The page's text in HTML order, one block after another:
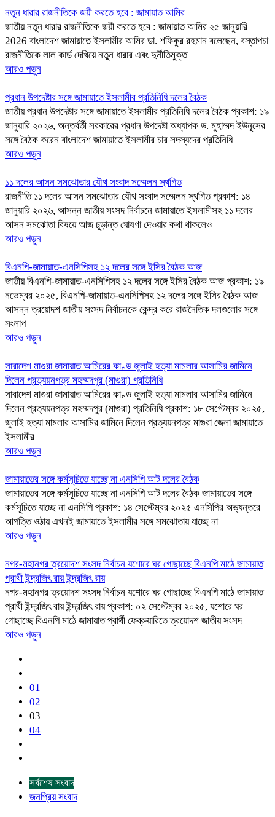
নতুন ধারার রাজনীতিকে জয়ী করতে হবে : জামায়াত আমির
জাতীয় নতুন ধারার রাজনীতিকে জয়ী করতে হবে : জামায়াত আমির ২৫ জানুয়ারি
2026 বাংলাদেশ জামায়াতে ইসলামীর আমির ডা. শফিকুর রহমান বলেছেন, বস্তাপচা
রাজনীতিকে লাল কার্ড দেখিয়ে নতুন ধারার এবং দুর্নীতিমুক্ত
আরও পড়ুন
প্রধান উপদেষ্টার সঙ্গে জামায়াতে ইসলামীর প্রতিনিধি দলের বৈঠক
জাতীয় প্রধান উপদেষ্টার সঙ্গে জামায়াতে ইসলামীর প্রতিনিধি দলের বৈঠক প্রকাশ: ১৯
জানুয়ারি ২০২৬, অন্তর্বর্তী সরকারের প্রধান উপদেষ্টা অধ্যাপক ড. মুহাম্মদ ইউনূসের
সঙ্গে বৈঠক করেন বাংলাদেশ জামায়াতে ইসলামীর চার সদস্যদের প্রতিনিধি
আরও পড়ুন
১১ দলের আসন সমঝোতার যৌথ সংবাদ সম্মেলন স্থগিত
রাজনীতি ১১ দলের আসন সমঝোতার যৌথ সংবাদ সম্মেলন স্থগিত প্রকাশ: ১৪
জানুয়ারি ২০২৬, আসন্ন জাতীয় সংসদ নির্বাচনে জামায়াতে ইসলামীসহ ১১ দলের
আসন সমঝোতা বিষয়ে আজ চূড়ান্ত ঘোষণা দেওয়ার কথা থাকলেও
আরও পড়ুন
বিএনপি-জামায়াত-এনসিপিসহ ১২ দলের সঙ্গে ইসির বৈঠক আজ
জাতীয় বিএনপি-জামায়াত-এনসিপিসহ ১২ দলের সঙ্গে ইসির বৈঠক আজ প্রকাশ: ১৯
নভেম্বর ২০২৫, বিএনপি-জামায়াত-এনসিপিসহ ১২ দলের সঙ্গে ইসির বৈঠক আজ
আসন্ন ত্রয়োদশ জাতীয় সংসদ নির্বাচনকে কেন্দ্র করে রাজনৈতিক দলগুলোর সঙ্গে
সংলাপ
আরও পড়ুন
সারাদেশ মাগুরা জামায়াত আমিরের কাণ্ড জুলাই হত্যা মামলার আসামির জামিনে
দিলেন প্রত্যয়নপত্র মহম্মদপুর (মাগুরা) প্রতিনিধি
সারাদেশ মাগুরা জামায়াত আমিরের কাণ্ড জুলাই হত্যা মামলার আসামির জামিনে
দিলেন প্রত্যয়নপত্র মহম্মদপুর (মাগুরা) প্রতিনিধি প্রকাশ: ১৮ সেপ্টেম্বর ২০২৫,
জুলাই হত্যা মামলার আসামির জামিনে দিলেন প্রত্যয়নপত্র মাগুরা জেলা জামায়াতে
ইসলামীর
আরও পড়ুন
জামায়াতের সঙ্গে কর্মসূচিতে যাচ্ছে না এনসিপি আট দলের বৈঠক
জামায়াতের সঙ্গে কর্মসূচিতে যাচ্ছে না এনসিপি আট দলের বৈঠক জামায়াতের সঙ্গে
কর্মসূচিতে যাচ্ছে না এনসিপি প্রকাশ: ১৪ সেপ্টেম্বর ২০২৫ এনসিপির অভ্যন্তরে
আপত্তি ওঠায় এখনই জামায়াতে ইসলামীর সঙ্গে সমঝোতায় যাচ্ছে না
আরও পড়ুন
নগর-মহানগর ত্রয়োদশ সংসদ নির্বাচন যশোরে ঘর গোছাচ্ছে বিএনপি মাঠে জামায়াত
প্রার্থী ইন্দ্রজিৎ রায় ইন্দ্রজিৎ রায়
নগর-মহানগর ত্রয়োদশ সংসদ নির্বাচন যশোরে ঘর গোছাচ্ছে বিএনপি মাঠে জামায়াত
প্রার্থী ইন্দ্রজিৎ রায় ইন্দ্রজিৎ রায় প্রকাশ: ০২ সেপ্টেম্বর ২০২৫, যশোরে ঘর
গোছাচ্ছে বিএনপি মাঠে জামায়াত প্রার্থী ফেব্রুয়ারিতে ত্রয়োদশ জাতীয় সংসদ
আরও পড়ুন
01
02
03
04
সর্বশেষ সংবাদ
জনপ্রিয় সংবাদ